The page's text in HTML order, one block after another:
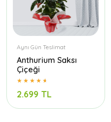
Aynı Gün Teslimat
Anthurium Saksı
Çiçeği
2.699 TL